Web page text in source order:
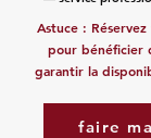
Astuce :
pour bénéficier
garantir la
faire